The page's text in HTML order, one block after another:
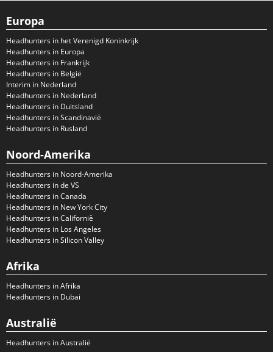
Europa
Headhunters in het Verenigd Koninkrijk
Headhunters in Europa
Headhunters in Frankrijk
Headhunters in België
Interim in Nederland
Headhunters in Nederland
Headhunters in Duitsland
Headhunters in Scandinavië
Headhunters in Rusland
Noord-Amerika
Headhunters in Noord-Amerika
Headhunters in de VS
Headhunters in Canada
Headhunters in New York City
Headhunters in Californië
Headhunters in Los Angeles
Headhunters in Silicon Valley
Afrika
Headhunters in Afrika
Headhunters in Dubai
Australië
Headhunters in Australië